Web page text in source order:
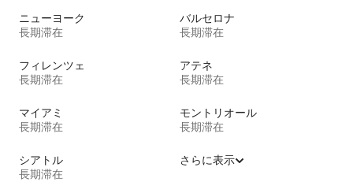
ニューヨーク
長期滞在
バルセロナ
長期滞在
フィレンツェ
長期滞在
アテネ
長期滞在
マイアミ
長期滞在
モントリオール
長期滞在
シアトル
長期滞在
さらに表示